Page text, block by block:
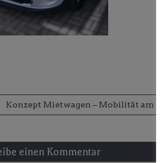
Konzept Mietwagen – Mobilität am
einen Kommentar